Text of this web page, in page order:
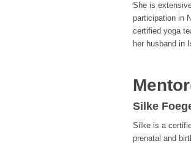
She is
participation in
certified yoga
her husband in
Silke
Silke is a
prenatal and